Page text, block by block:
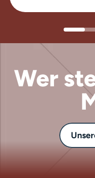
getrocknetes
um maximale
Wer